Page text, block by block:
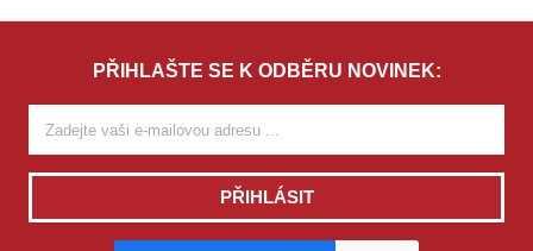
PŘIHLAŠTE SE K ODBĚRU NOVINEK:
PŘIHLÁSIT